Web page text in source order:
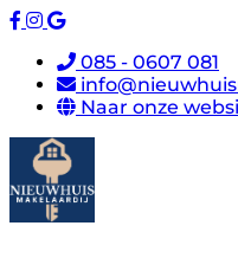
085 - 0607 081
Naar onze